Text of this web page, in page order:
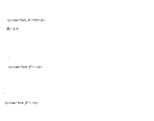
<p class="font_8">YES</p>
吸います
-
<p class="font_8">-</p>
-
<p class="font_8">-</p>